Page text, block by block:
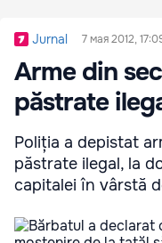
Jurnal 7 мая 2012,
Arme din
păstrate
Poliția a depistat
păstrate ilegal, la
capitalei în vârstă